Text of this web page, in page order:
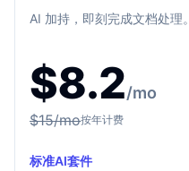
AI 加持，即刻完成文档处理。
$8.2/mo
$15/mo按年计费
标准AI套件